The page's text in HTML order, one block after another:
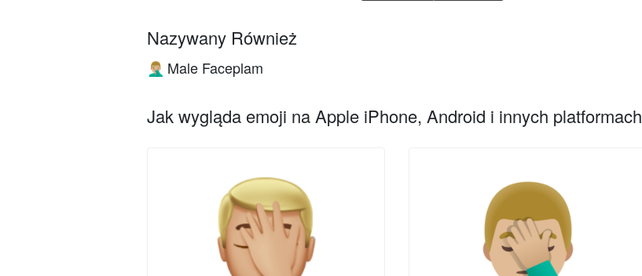
Nazywany Również
🤦🏼‍♂️ Male Faceplam
Jak wygląda emoji na Apple iPhone, Android i innych platformach